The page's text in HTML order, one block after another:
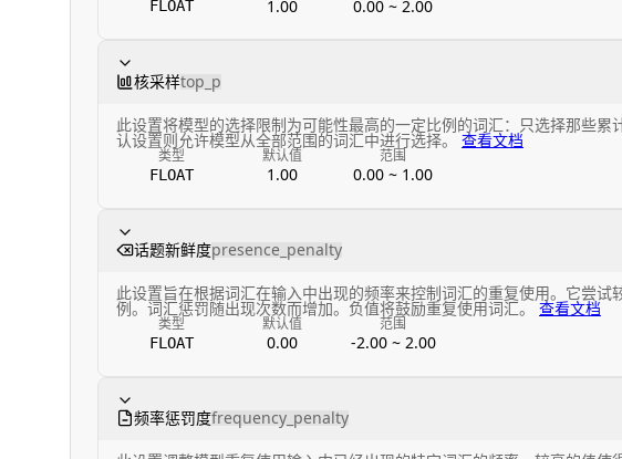
FLOAT 1.00 0.00 ~ 2.00
核采样top_p
此设置将模型的选择限制为可能性最高的一定比例的词汇：只选择那些
认设置则允许模型从全部范围的词汇中进行选择。 查看文档
类型
FLOAT
默认值
1.00
范围
0.00 ~ 1.00
话题新鲜度presence_penalty
此设置旨在根据词汇在输入中出现的频率来控制词汇的重复使用。它尝
例。词汇惩罚随出现次数而增加。负值将鼓励重复使用词汇。 查看文档
类型
FLOAT
默认值
0.00
范围
-2.00 ~ 2.00
频率惩罚度frequency_penalty